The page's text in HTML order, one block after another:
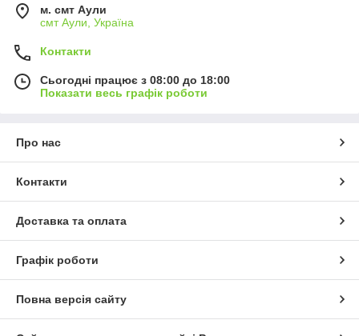
м. смт Аули
смт Аули, Україна
Контакти
Сьогодні працює з 08:00 до 18:00
Показати весь графік роботи
Про нас
Контакти
Доставка та оплата
Графік роботи
Повна версія сайту